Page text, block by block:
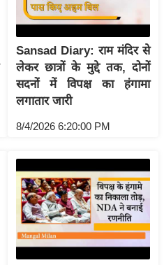
Sansad Diary: राम मंदिर से
लेकर छात्रों के मुद्दे तक, दोनों
सदनों में विपक्ष का हंगामा
लगातार जारी
8/4/2026 6:20:00 PM